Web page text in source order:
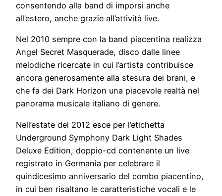
consentendo alla band di imporsi anche
all’estero, anche grazie all’attività live.
Nel 2010 sempre con la band piacentina realizza
Angel Secret Masquerade, disco dalle linee
melodiche ricercate in cui l’artista contribuisce
ancora generosamente alla stesura dei brani, e
che fa dei Dark Horizon una piacevole realtà nel
panorama musicale italiano di genere.
Nell’estate del 2012 esce per l’etichetta
Underground Symphony Dark Light Shades
Deluxe Edition, doppio-cd contenente un live
registrato in Germania per celebrare il
quindicesimo anniversario del combo piacentino,
in cui ben risaltano le caratteristiche vocali e le